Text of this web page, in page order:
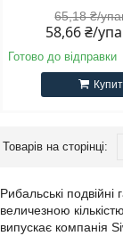
65,18 ₴/
58,66 ₴/
Готово до відправки
Рибальські
величезною
випускає компанія